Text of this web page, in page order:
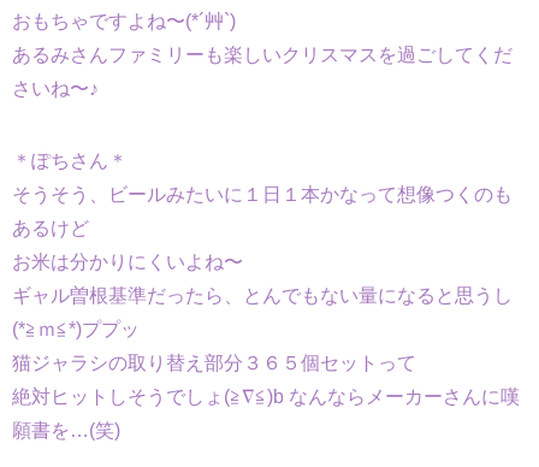
おもちゃですよね〜(*´艸`)
あるみさんファミリーも楽しいクリスマスを過ごしてくだ
さいね〜♪
＊ぽちさん＊
そうそう、ビールみたいに１日１本かなって想像つくのも
あるけど
お米は分かりにくいよね〜
ギャル曽根基準だったら、とんでもない量になると思うし
(*≧ｍ≦*)ププッ
猫ジャラシの取り替え部分３６５個セットって
絶対ヒットしそうでしょ(≧∇≦)b なんならメーカーさんに嘆
願書を…(笑)